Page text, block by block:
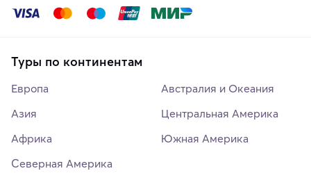
Туры по континентам
Европа
Азия
Африка
Северная Америка
Австралия и Океания
Центральная Америка
Южная Америка